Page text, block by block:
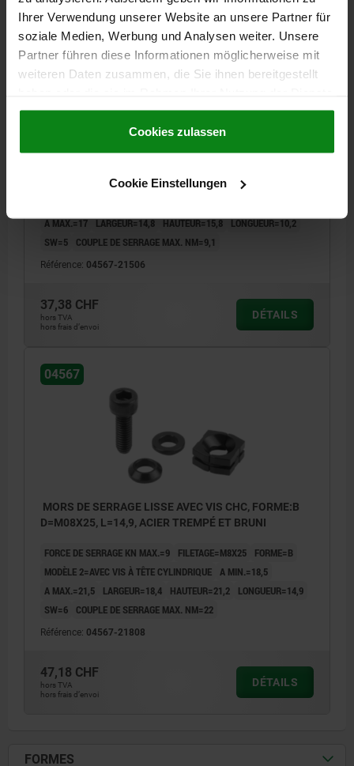
Ihrer Verwendung unserer Website an unsere Partner für
soziale Medien, Werbung und Analysen weiter. Unsere
Partner führen diese Informationen möglicherweise mit
weiteren Daten zusammen, die Sie ihnen bereitgestellt
gesammelt haben.Cookie Richtlinien
Datenschutz|AGB
Cookies zulassen
Cookie Einstellungen
04567
MORS DE SERRAGE LISSE AVEC VIS CHC, FORME:B
D=M06X18, L=10,2, ACIER TREMPÉ ET BRUNI
FORCE DE SERRAGE KN MAX.=4,5 FILETAGE=M6X18
A MAX.=17 LARGEUR=14,8 HAUTEUR=15,8 LONGUEUR=10,2
SW=5
COUPLE DE SERRAGE MAX. NM=9,1
Référence: 04567-21506
37,38 CHF
hors TVA
hors frais d’envoi
DÉTAILS
04567
MORS DE SERRAGE LISSE AVEC VIS CHC, FORME:B
D=M08X25, L=14,9, ACIER TREMPÉ ET BRUNI
FORCE DE SERRAGE KN MAX.=9 FILETAGE=M8X25
FORME=B
MODÈLE 2=AVEC VIS À TÊTE CYLINDRIQUE A MIN.=18,5
A MAX.=21,5
LARGEUR=18,4 HAUTEUR=21,2
LONGUEUR=14,9
SW=6
COUPLE DE SERRAGE MAX. NM=22
Référence: 04567-21808
47,18 CHF
hors TVA
hors frais d’envoi
DÉTAILS
FORMES